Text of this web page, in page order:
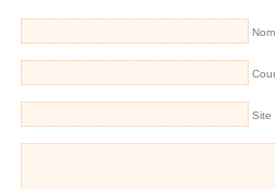
Site